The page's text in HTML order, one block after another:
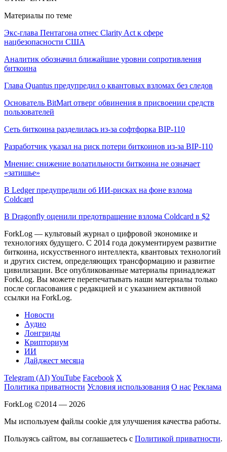
Материалы по теме
Экс-глава Пентагона отнес Clarity Act к сфере
нацбезопасности США
Аналитик обозначил ближайшие уровни сопротивления
биткоина
Глава Quantus предупредил о квантовых взломах без следов
Основатель BitMart отверг обвинения в присвоении средств
пользователей
Сеть биткоина разделилась из-за софтфорка BIP-110
Разработчик указал на риск потери биткоинов из-за BIP-110
Мнение: снижение волатильности биткоина не означает
«затишье»
В Ledger предупредили об ИИ-рисках на фоне взлома
Coldcard
В Dragonfly оценили предотвращение взлома Coldcard в $2
ForkLog — культовый журнал о цифровой экономике и
технологиях будущего. С 2014 года документируем развитие
биткоина, искусственного интеллекта, квантовых технологий
и других систем, определяющих трансформацию и развитие
цивилизации. Все опубликованные материалы принадлежат
ForkLog. Вы можете перепечатывать наши материалы только
после согласования с редакцией и с указанием активной
ссылки на ForkLog.
Новости
Аудио
Лонгриды
Крипториум
ИИ
Дайджест месяца
Telegram (AI)YouTube Facebook X
Политика приватности Условия использования О нас Реклама
ForkLog ©2014 — 2026
Мы используем файлы cookie для улучшения качества работы.
Пользуясь сайтом, вы соглашаетесь с Политикой приватности.